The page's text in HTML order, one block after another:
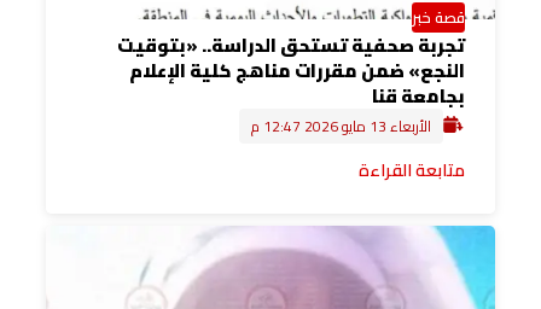
قصة خبر
تجربة صحفية تستحق الدراسة.. «بتوقيت
النجع» ضمن مقررات مناهج كلية الإعلام
بجامعة قنا
الأربعاء 13 مايو 2026 12:47 م
متابعة القراءة